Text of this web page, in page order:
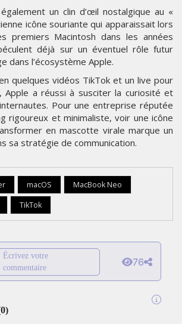
un clin d’œil nostalgique au «
icône souriante qui apparaissait lors
premiers Macintosh dans les années
déjà sur un éventuel rôle futur
dans l’écosystème Apple.
quelques vidéos TikTok et un live pour
Apple a réussi à susciter la curiosité et
Pour une entreprise réputée
rigoureux et minimaliste, voir une icône
en mascotte virale marque un
sa stratégie de communication.
macOS
MacBook Neo
TikTok
Écrivez votre
commentaire
76
0)